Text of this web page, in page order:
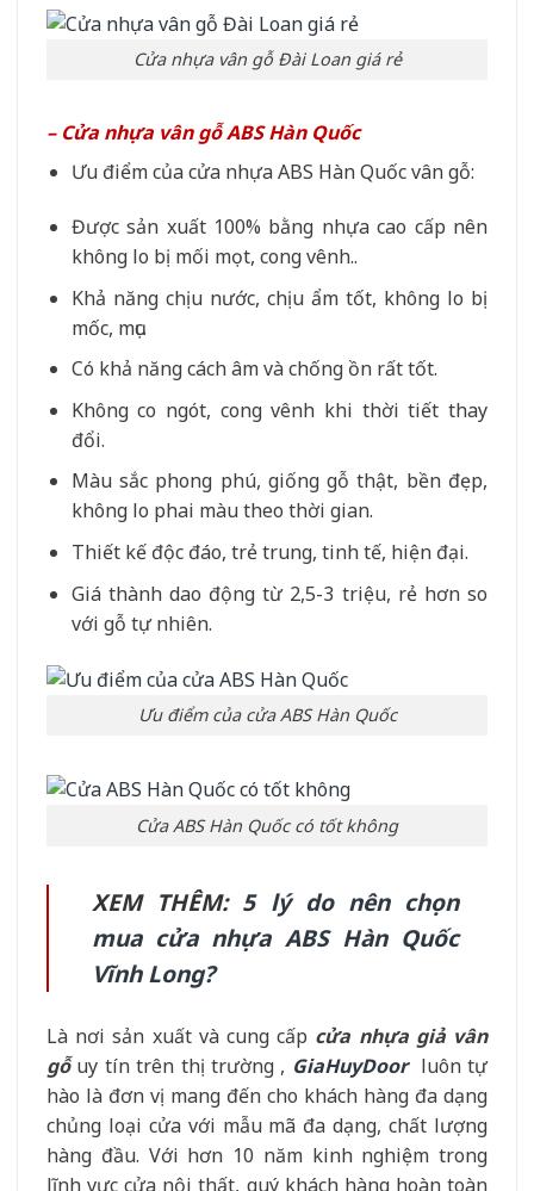
Cửa nhựa vân gỗ Đài Loan giá rẻ
– Cửa nhựa vân gỗ ABS Hàn Quốc
Ưu điểm của cửa nhựa ABS Hàn Quốc vân gỗ:
Được sản xuất 100% bằng nhựa cao cấp nên
không lo bị mối mọt, cong vênh..
Khả năng chịu nước, chịu ẩm tốt, không lo bị
mốc, mục.
Có khả năng cách âm và chống ồn rất tốt.
Không co ngót, cong vênh khi thời tiết thay
đổi.
Màu sắc phong phú, giống gỗ thật, bền đẹp,
không lo phai màu theo thời gian.
Thiết kế độc đáo, trẻ trung, tinh tế, hiện đại.
Giá thành dao động từ 2,5-3 triệu, rẻ hơn so
với gỗ tự nhiên.
Ưu điểm của cửa ABS Hàn Quốc
Cửa ABS Hàn Quốc có tốt không
XEM THÊM: 5 lý do nên chọn
mua cửa nhựa ABS Hàn Quốc
Vĩnh Long?
Là nơi sản xuất và cung cấp cửa nhựa giả vân
gỗuy tín trên thị trường , GiaHuyDoor luôn tự
hào là đơn vị mang đến cho khách hàng đa dạng
chủng loại cửa với mẫu mã đa dạng, chất lượng
hàng đầu. Với hơn 10 năm kinh nghiệm trong
lĩnh vực cửa nội thất, quý khách hàng hoàn toàn